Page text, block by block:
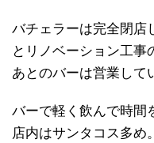
バチェラーは完全閉店
とリノベーション工事
あとのバーは営業して
バーで軽く飲んで時間
店内はサンタコス多め